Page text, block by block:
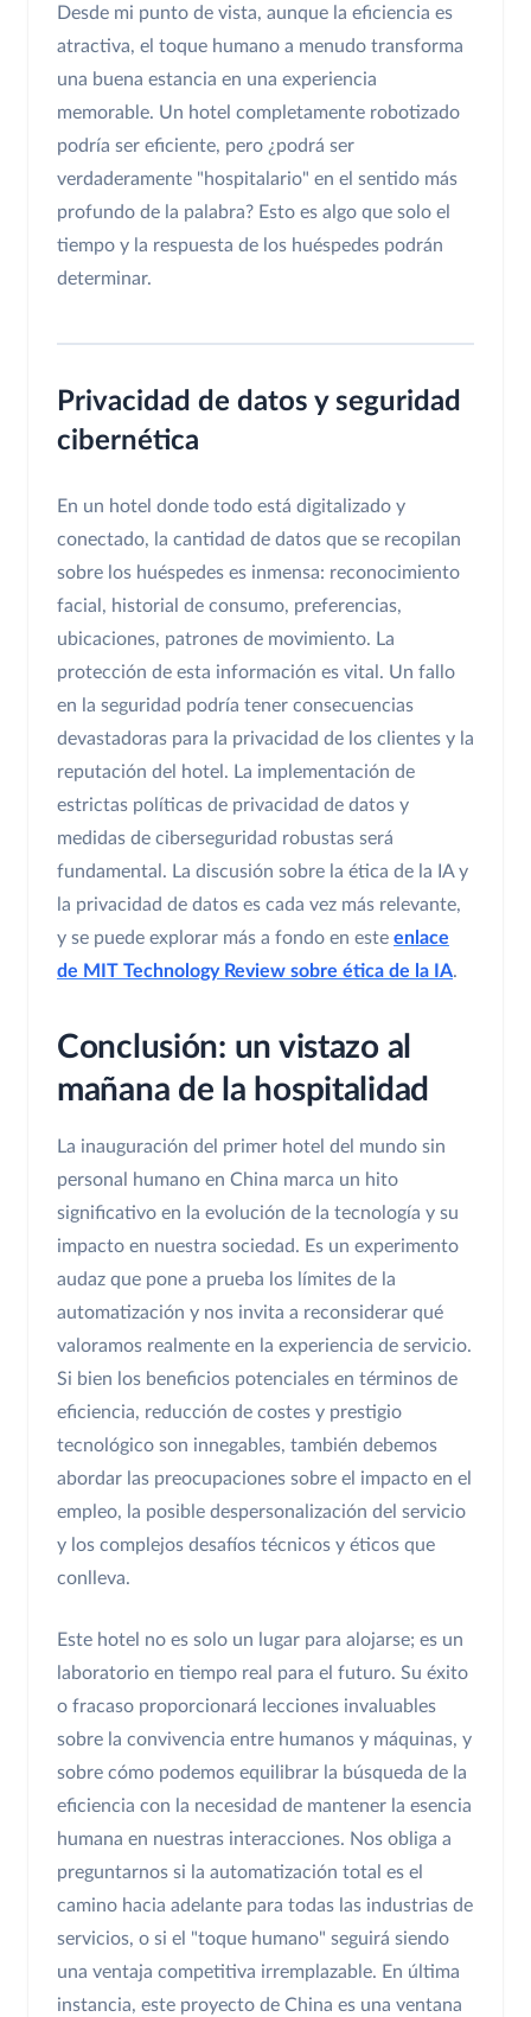
Desde mi punto de vista, aunque la eficiencia es
atractiva, el toque humano a menudo transforma
una buena estancia en una experiencia
memorable. Un hotel completamente robotizado
podría ser eficiente, pero ¿podrá ser
verdaderamente "hospitalario" en el sentido más
profundo de la palabra? Esto es algo que solo el
tiempo y la respuesta de los huéspedes podrán
determinar.
Privacidad de datos y seguridad
cibernética
En un hotel donde todo está digitalizado y
conectado, la cantidad de datos que se recopilan
sobre los huéspedes es inmensa: reconocimiento
facial, historial de consumo, preferencias,
ubicaciones, patrones de movimiento. La
protección de esta información es vital. Un fallo
en la seguridad podría tener consecuencias
devastadoras para la privacidad de los clientes y la
reputación del hotel. La implementación de
estrictas políticas de privacidad de datos y
medidas de ciberseguridad robustas será
fundamental. La discusión sobre la ética de la IA y
la privacidad de datos es cada vez más relevante,
y se puede explorar más a fondo en este enlace
de MIT Technology Review sobre ética de la IA.
Conclusión: un vistazo al
mañana de la hospitalidad
La inauguración del primer hotel del mundo sin
personal humano en China marca un hito
significativo en la evolución de la tecnología y su
impacto en nuestra sociedad. Es un experimento
audaz que pone a prueba los límites de la
automatización y nos invita a reconsiderar qué
valoramos realmente en la experiencia de servicio.
Si bien los beneficios potenciales en términos de
eficiencia, reducción de costes y prestigio
tecnológico son innegables, también debemos
abordar las preocupaciones sobre el impacto en el
empleo, la posible despersonalización del servicio
y los complejos desafíos técnicos y éticos que
conlleva.
Este hotel no es solo un lugar para alojarse; es un
laboratorio en tiempo real para el futuro. Su éxito
o fracaso proporcionará lecciones invaluables
sobre la convivencia entre humanos y máquinas, y
sobre cómo podemos equilibrar la búsqueda de la
eficiencia con la necesidad de mantener la esencia
humana en nuestras interacciones. Nos obliga a
preguntarnos si la automatización total es el
camino hacia adelante para todas las industrias de
servicios, o si el "toque humano" seguirá siendo
una ventaja competitiva irremplazable. En última
instancia, este proyecto de China es una ventana